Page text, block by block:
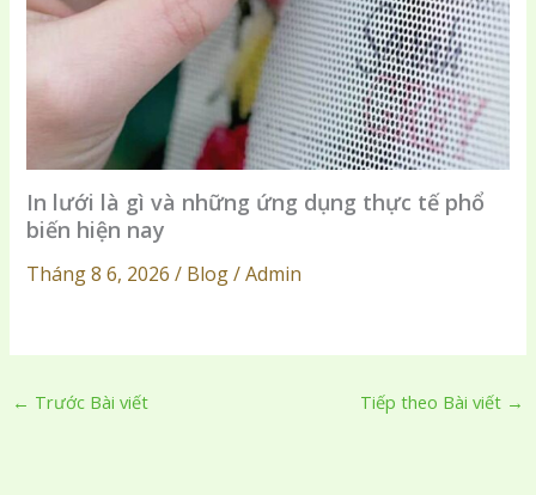
In lưới là gì và những ứng dụng thực tế phổ
biến hiện nay
Tháng 8 6, 2026 / Blog / Admin
← Trước Bài viết Tiếp theo Bài viết →